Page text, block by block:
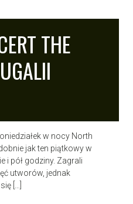
THE
w nocy North
jak ten piątkowy w
i pół godziny. Zagrali
utworów, jednak
[…]